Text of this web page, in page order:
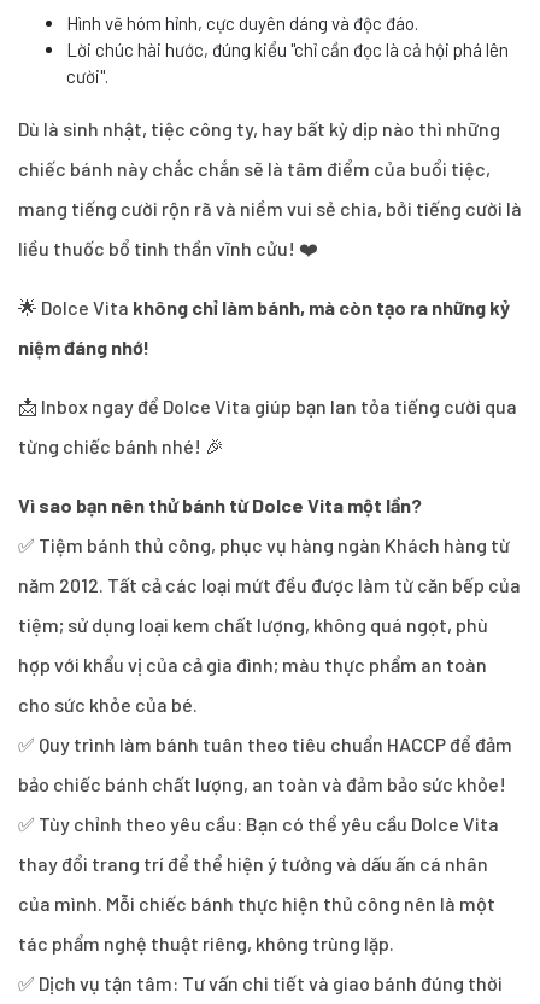
Hình vẽ hóm hỉnh, cực duyên dáng và độc đáo.
Lời chúc hài hước, đúng kiểu "chỉ cần đọc là cả hội phá lên
cười".
Dù là sinh nhật, tiệc công ty, hay bất kỳ dịp nào thì những
chiếc bánh này chắc chắn sẽ là tâm điểm của buổi tiệc,
mang tiếng cười rộn rã và niềm vui sẻ chia, bởi tiếng cười là
liều thuốc bổ tinh thần vĩnh cửu! ❤️
🌟 Dolce Vita không chỉ làm bánh, mà còn tạo ra những kỷ
niệm đáng nhớ!
📩 Inbox ngay để Dolce Vita giúp bạn lan tỏa tiếng cười qua
từng chiếc bánh nhé! 🎉
Vì sao bạn nên thử bánh từ Dolce Vita một lần?
✅ Tiệm bánh thủ công, phục vụ hàng ngàn Khách hàng từ
năm 2012. Tất cả các loại mứt đều được làm từ căn bếp của
tiệm; sử dụng loại kem chất lượng, không quá ngọt, phù
hợp với khẩu vị của cả gia đình; màu thực phẩm an toàn
cho sức khỏe của bé.
✅ Quy trình làm bánh tuân theo tiêu chuẩn HACCP để đảm
bảo chiếc bánh chất lượng, an toàn và đảm bảo sức khỏe!
✅ Tùy chỉnh theo yêu cầu: Bạn có thể yêu cầu Dolce Vita
thay đổi trang trí để thể hiện ý tưởng và dấu ấn cá nhân
của mình. Mỗi chiếc bánh thực hiện thủ công nên là một
tác phẩm nghệ thuật riêng, không trùng lặp.
✅ Dịch vụ tận tâm: Tư vấn chi tiết và giao bánh đúng thời